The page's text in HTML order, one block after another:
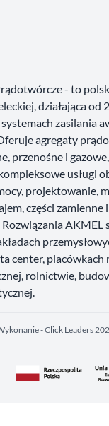
- to
działająca od
zasilania
agregaty
przenośne i
usługi
projektowanie,
części zamienne
Rozwiązania AKMEL
center, placówkach
rolnictwie,
- Click Leaders